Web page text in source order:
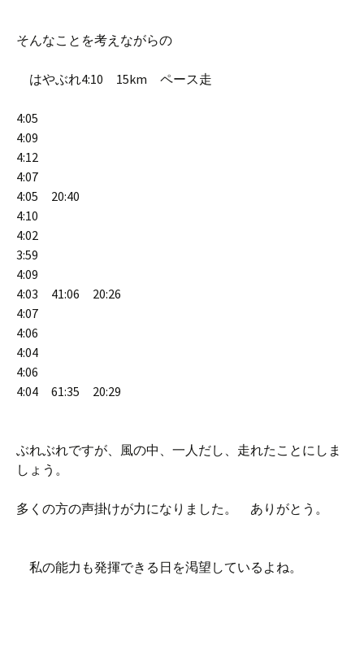
そんなことを考えながらの
はやぶれ4:10 15km ペース走
4:05
4:09
4:12
4:07
4:05 20:40
4:10
4:02
3:59
4:09
4:03 41:06 20:26
4:07
4:06
4:04
4:06
4:04 61:35 20:29
ぶれぶれですが、風の中、一人だし、走れたことにしま
しょう。
多くの方の声掛けが力になりました。 ありがとう。
私の能力も発揮できる日を渇望しているよね。